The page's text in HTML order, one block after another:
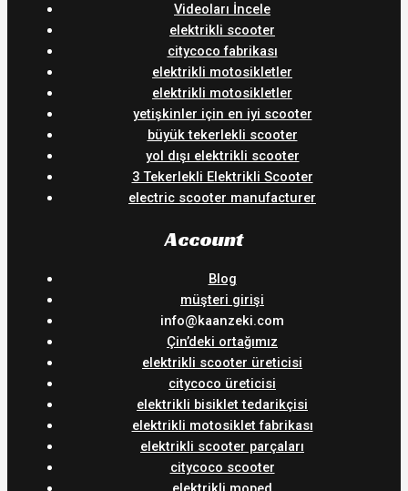
Videoları İncele
elektrikli scooter
citycoco fabrikası
elektrikli motosikletler
elektrikli motosikletler
yetişkinler için en iyi scooter
büyük tekerlekli scooter
yol dışı elektrikli scooter
3 Tekerlekli Elektrikli Scooter
electric scooter manufacturer
Account
Blog
müşteri girişi
info@kaanzeki.com
Çin’deki ortağımız
elektrikli scooter üreticisi
citycoco üreticisi
elektrikli bisiklet tedarikçisi
elektrikli motosiklet fabrikası
elektrikli scooter parçaları
citycoco scooter